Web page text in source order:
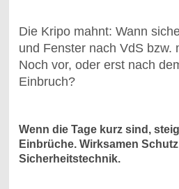
Die Kripo mahnt: Wann
und Fenster nach VdS bzw.
Noch vor, oder erst nach
Einbruch?
Wenn die Tage kurz sind,
Einbrüche. Wirksamen
Sicherheitstechnik.